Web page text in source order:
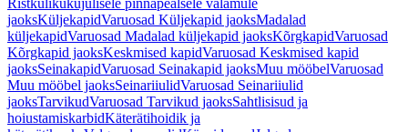
Ristkülikukujulisele pinnapealsele valamule
jaoksKüljekapidVaruosad Küljekapid jaoksMadalad
küljekapidVaruosad Madalad küljekapid jaoksKõrgkapidVaruosad
Kõrgkapid jaoksKeskmised kapidVaruosad Keskmised kapid
jaoksSeinakapidVaruosad Seinakapid jaoksMuu mööbelVaruosad
Muu mööbel jaoksSeinariiulidVaruosad Seinariiulid
jaoksTarvikudVaruosad Tarvikud jaoksSahtlisisud ja
hoiustamiskarbidKäterätihoidik ja